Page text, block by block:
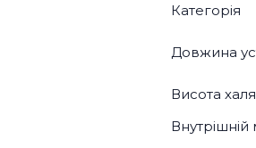
Категорія
Довжина
Висота
Внутрішній